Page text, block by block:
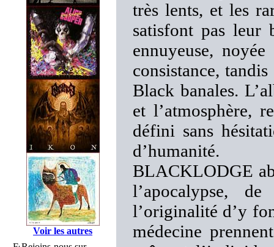
Voir les autres
très lents, et les
satisfont pas leur
ennuyeuse,
consistance,
Black banales.
et l’atmosphère,
défini sans
d’humanité.
BLACKLODGE
l’apocalypse,
l’originalité d’y
médecine